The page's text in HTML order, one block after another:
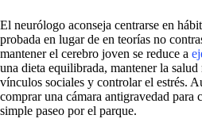
El neurólogo aconseja centrarse en
probada en lugar de en teorías no
mantener el cerebro joven se reduce a
una dieta equilibrada, mantener la salud
vínculos sociales y controlar el estrés.
comprar una cámara antigravedad para
simple paseo por el parque.